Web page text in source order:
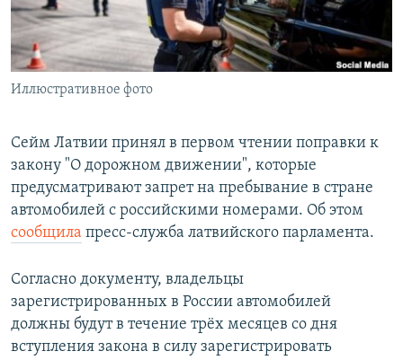
СОЦИАЛЬНЫЕ СЕТИ
Все сайты РСЕ/РС
Иллюстративное фото
Сейм Латвии принял в первом чтении поправки к
закону "О дорожном движении", которые
предусматривают запрет на пребывание в стране
автомобилей с российскими номерами. Об этом
сообщила пресс-служба латвийского парламента.
Согласно документу, владельцы
зарегистрированных в России автомобилей
должны будут в течение трёх месяцев со дня
вступления закона в силу зарегистрировать